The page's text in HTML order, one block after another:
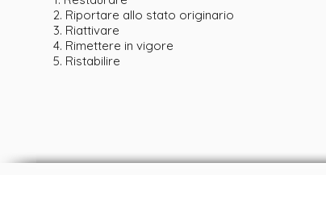
2. Riportare allo stato originario
3. Riattivare
4. Rimettere in vigore
5. Ristabilire